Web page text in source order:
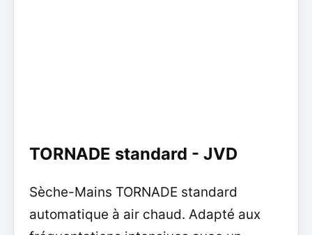
TORNADE standard - JVD
Sèche-Mains TORNADE standard
automatique à air chaud. Adapté aux